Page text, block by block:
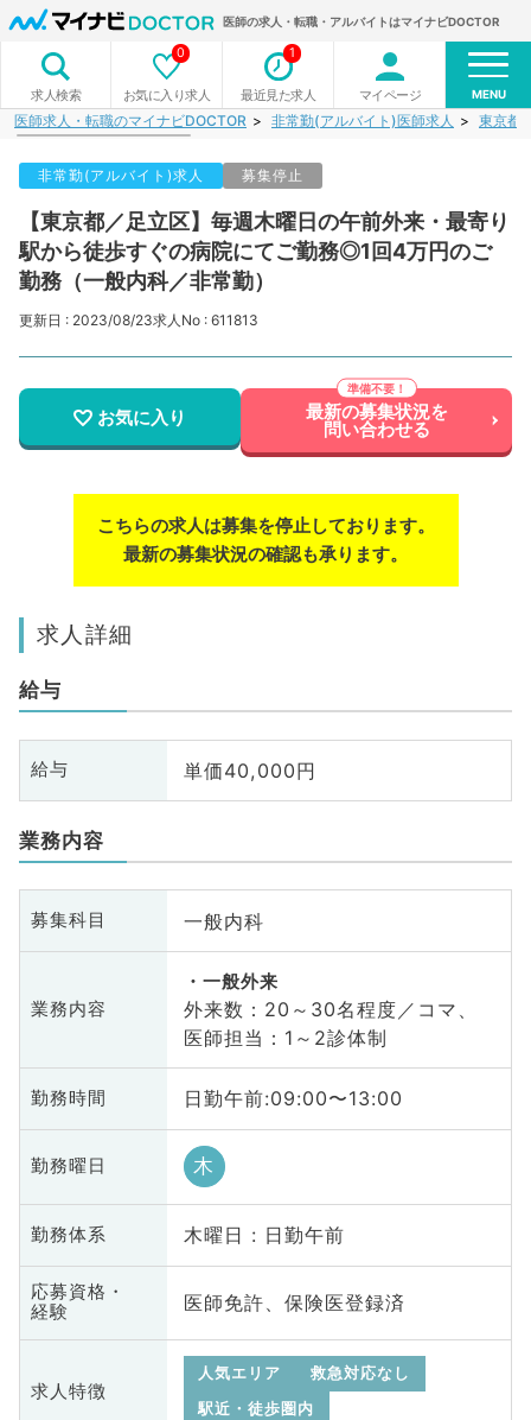
医師の求人・転職・アルバイトはマイナビDOCTOR
求人検索 お気に入り求人
0
最近見た求人
1
マイページ MENU
医師求人・転職のマイナビDOCTOR 非常勤(アルバイト)医師求人 東京都
非常勤(アルバイト)求人 募集停止
【東京都／足立区】毎週木曜日の午前外来・最寄り
駅から徒歩すぐの病院にてご勤務◎1回4万円のご
勤務（一般内科／非常勤）
更新日 : 2023/08/23求人No : 611813
お気に入り 最新の募集状況を
問い合わせる
こちらの求人は募集を停止しております。
最新の募集状況の確認も承ります。
求人詳細
給与
給与 単価40,000円
業務内容
募集科目 一般内科
業務内容
一般外来
外来数：20～30名程度／コマ、
医師担当：1～2診体制
勤務時間 日勤午前:09:00〜13:00
勤務曜日 木
勤務体系 木曜日 : 日勤午前
応募資格・
経験
医師免許、保険医登録済
求人特徴
人気エリア
救急対応なし
駅近・徒歩圏内